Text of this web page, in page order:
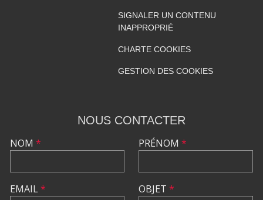
SIGNALER UN CONTENU
INAPPROPRIÉ
CHARTE COOKIES
GESTION DES COOKIES
NOUS CONTACTER
NOM *
EMAIL*
PRÉNOM *
OBJET *